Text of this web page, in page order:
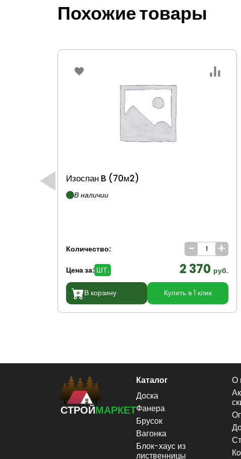
Похожие товары
Изоспан B (70м2)
В наличии
Количество: - +
Цена за: ШТ. 2 370 руб.
В корзину Купить в 1 клик
СТРОЙМАРКЕТ
Каталог
Доска
Фанера
Брусок
Вагонка
Блок-хаус из
лиственницы
О